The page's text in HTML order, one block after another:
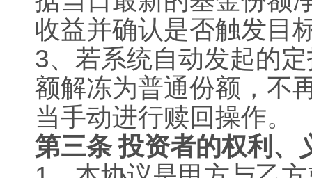
收益并确认是否触发目
3、若系统自动发起的
额解冻为普通份额，不
当手动进行赎回操作。
第三条 投资者的权利、